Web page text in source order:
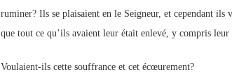
ruminer? Ils se plaisaient en le Seigneur, et cependant ils
que tout ce qu’ils avaient leur était enlevé, y compris leur
Voulaient-ils cette souffrance et cet écœurement?